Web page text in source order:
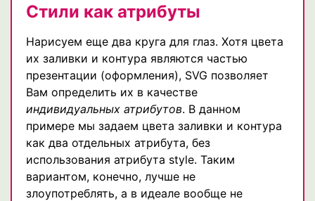
Стили как атрибуты
Нарисуем еще два круга для глаз. Хотя цвета
их заливки и контура являются частью
презентации (оформления), SVG позволяет
Вам определить их в качестве
индивидуальных атрибутов. В данном
примере мы задаем цвета заливки и контура
как два отдельных атрибута, без
использования атрибута style. Таким
вариантом, конечно, лучше не
злоупотреблять, а в идеале вообще не